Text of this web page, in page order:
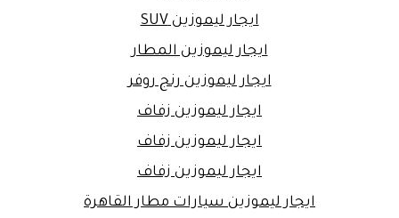
ايجار ليموزين SUV
ايجار ليموزين المطار
ايجار ليموزين رنج روفر
ايجار ليموزين زفاف
ايجار ليموزين زفاف
ايجار ليموزين زفاف
ايجار ليموزين سيارات مطار القاهرة